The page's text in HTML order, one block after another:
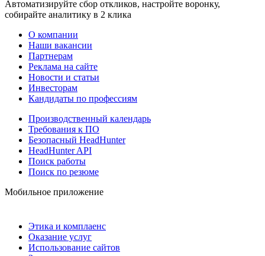
Автоматизируйте сбор откликов, настройте воронку,
собирайте аналитику в 2 клика
О компании
Наши вакансии
Партнерам
Реклама на сайте
Новости и статьи
Инвесторам
Кандидаты по профессиям
Производственный календарь
Требования к ПО
Безопасный HeadHunter
HeadHunter API
Поиск работы
Поиск по резюме
Мобильное приложение
Этика и комплаенс
Оказание услуг
Использование сайтов